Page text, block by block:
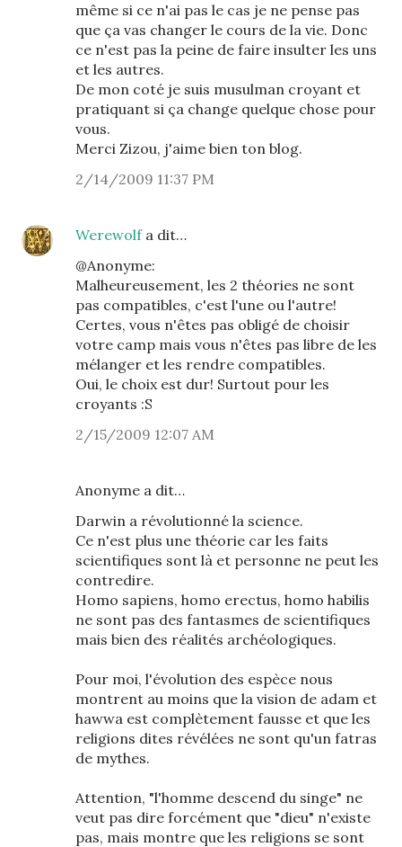
même si ce n'ai pas le cas je ne pense pas
que ça vas changer le cours de la vie. Donc
ce n'est pas la peine de faire insulter les uns
et les autres.
De mon coté je suis musulman croyant et
pratiquant si ça change quelque chose pour
vous.
Merci Zizou, j'aime bien ton blog.
2/14/2009 11:37 PM
Werewolfa dit…
@Anonyme:
Malheureusement, les 2 théories ne sont
pas compatibles, c'est l'une ou l'autre!
Certes, vous n'êtes pas obligé de choisir
votre camp mais vous n'êtes pas libre de les
mélanger et les rendre compatibles.
Oui, le choix est dur! Surtout pour les
croyants :S
2/15/2009 12:07 AM
Anonyme a dit…
Darwin a révolutionné la science.
Ce n'est plus une théorie car les faits
scientifiques sont là et personne ne peut les
contredire.
Homo sapiens, homo erectus, homo habilis
ne sont pas des fantasmes de scientifiques
mais bien des réalités archéologiques.
Pour moi, l'évolution des espèce nous
montrent au moins que la vision de adam et
hawwa est complètement fausse et que les
religions dites révélées ne sont qu'un fatras
de mythes.
Attention, "l'homme descend du singe" ne
veut pas dire forcément que "dieu" n'existe
pas, mais montre que les religions se sont